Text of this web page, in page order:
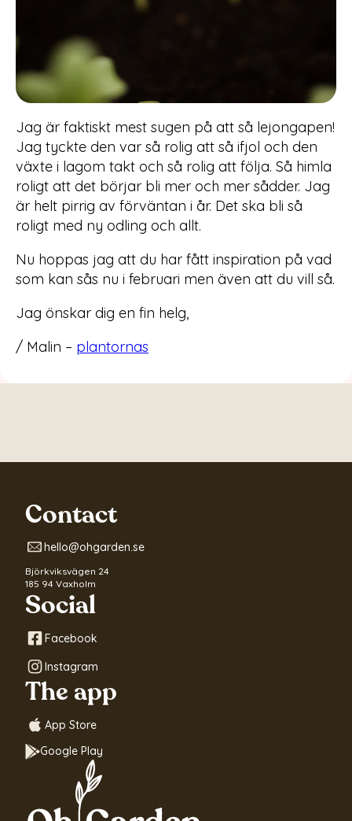
Jag är faktiskt mest sugen på att så lejongapen!
Jag tyckte den var så rolig att så ifjol och den
växte i lagom takt och så rolig att följa. Så himla
roligt att det börjar bli mer och mer sådder. Jag
är helt pirrig av förväntan i år. Det ska bli så
roligt med ny odling och allt.
Nu hoppas jag att du har fått inspiration på vad
som kan sås nu i februari men även att du vill så.
Jag önskar dig en fin helg,
/ Malin – plantornas
Contact
hello@ohgarden.se
Björkviksvägen 24
185 94 Vaxholm
Social
Facebook
Instagram
The app
App Store
Google Play